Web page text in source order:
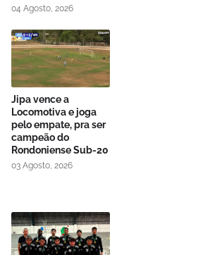
04 Agosto, 2026
Jipa vence a
Locomotiva e joga
pelo empate, pra ser
campeão do
Rondoniense Sub-20
03 Agosto, 2026